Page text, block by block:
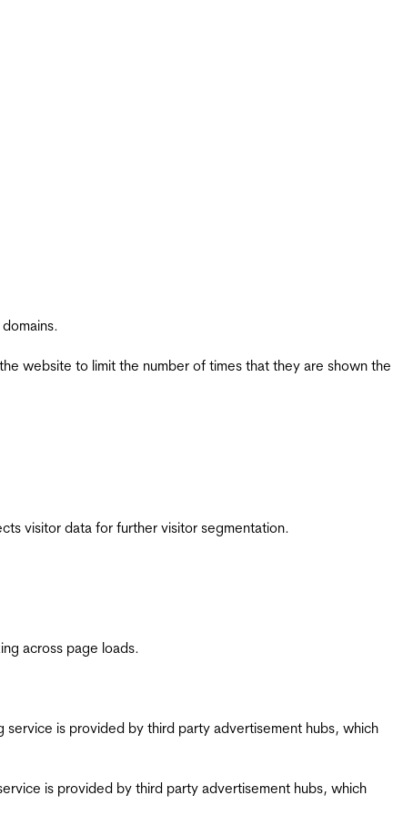
website to limit the number of times that they are shown the
visitor data for further visitor segmentation.
across page loads.
is provided by third party advertisement hubs, which
is provided by third party advertisement hubs, which